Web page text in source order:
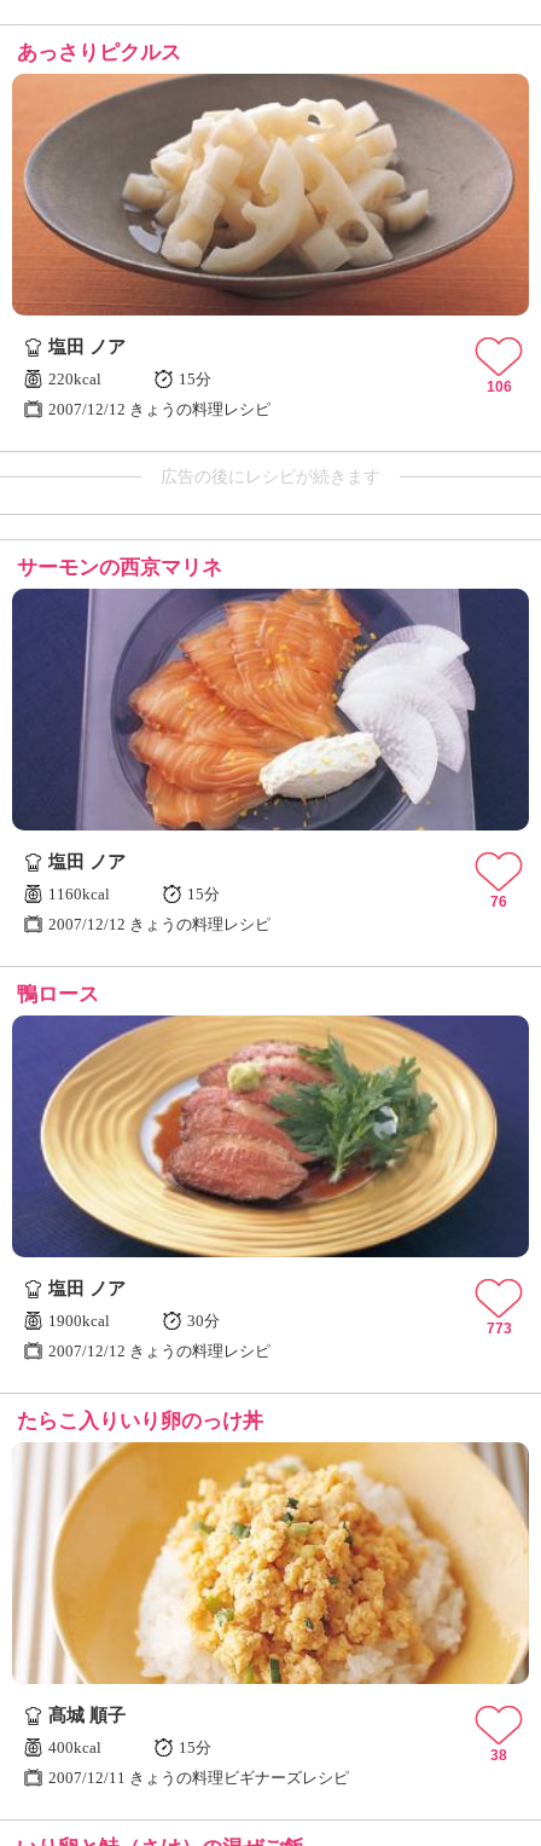
あっさりピクルス
塩田 ノア
220kcal
15分
2007/12/12 きょうの料理レシピ
106
広告の後にレシピが続きます
サーモンの西京マリネ
塩田 ノア
1160kcal
15分
2007/12/12 きょうの料理レシピ
76
鴨ロース
塩田 ノア
1900kcal
30分
2007/12/12 きょうの料理レシピ
773
たらこ入りいり卵のっけ丼
髙城 順子
400kcal
15分
2007/12/11 きょうの料理ビギナーズレシピ
38